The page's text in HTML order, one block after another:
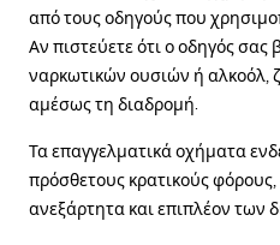
από τους οδηγούς που
Αν πιστεύετε ότι ο οδηγός σας
ναρκωτικών ουσιών ή αλκοόλ,
αμέσως τη διαδρομή.
Τα επαγγελματικά οχήματα
πρόσθετους κρατικούς φόρους,
ανεξάρτητα και επιπλέον των